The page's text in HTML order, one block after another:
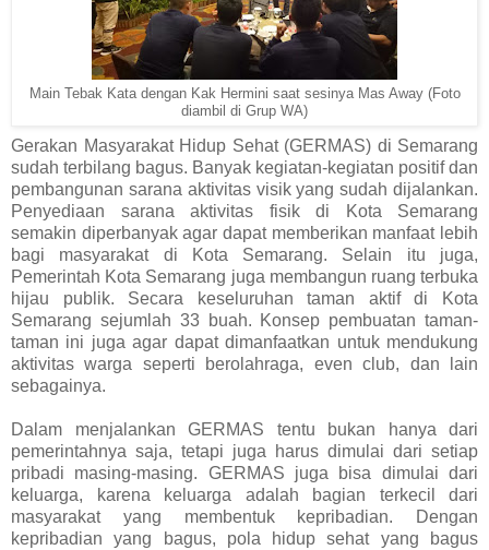
Main Tebak Kata dengan Kak Hermini saat sesinya Mas Away (Foto
diambil di Grup WA)
Gerakan Masyarakat Hidup Sehat (GERMAS) di Semarang
sudah terbilang bagus. Banyak kegiatan-kegiatan positif dan
pembangunan sarana aktivitas visik yang sudah dijalankan.
Penyediaan sarana aktivitas fisik di Kota Semarang
semakin diperbanyak agar dapat memberikan manfaat lebih
bagi masyarakat di Kota Semarang. Selain itu juga,
Pemerintah Kota Semarang juga membangun ruang terbuka
hijau publik. Secara keseluruhan taman aktif di Kota
Semarang sejumlah 33 buah. Konsep pembuatan taman-
taman ini juga agar dapat dimanfaatkan untuk mendukung
aktivitas warga seperti berolahraga, even club, dan lain
sebagainya.
Dalam menjalankan GERMAS tentu bukan hanya dari
pemerintahnya saja, tetapi juga harus dimulai dari setiap
pribadi masing-masing. GERMAS juga bisa dimulai dari
keluarga, karena keluarga adalah bagian terkecil dari
masyarakat yang membentuk kepribadian. Dengan
kepribadian yang bagus, pola hidup sehat yang bagus